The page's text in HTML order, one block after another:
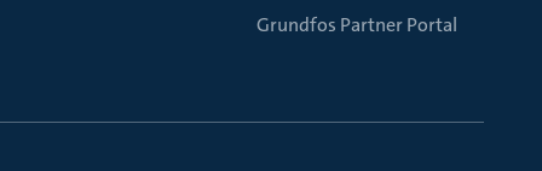
Grundfos Partner Portal